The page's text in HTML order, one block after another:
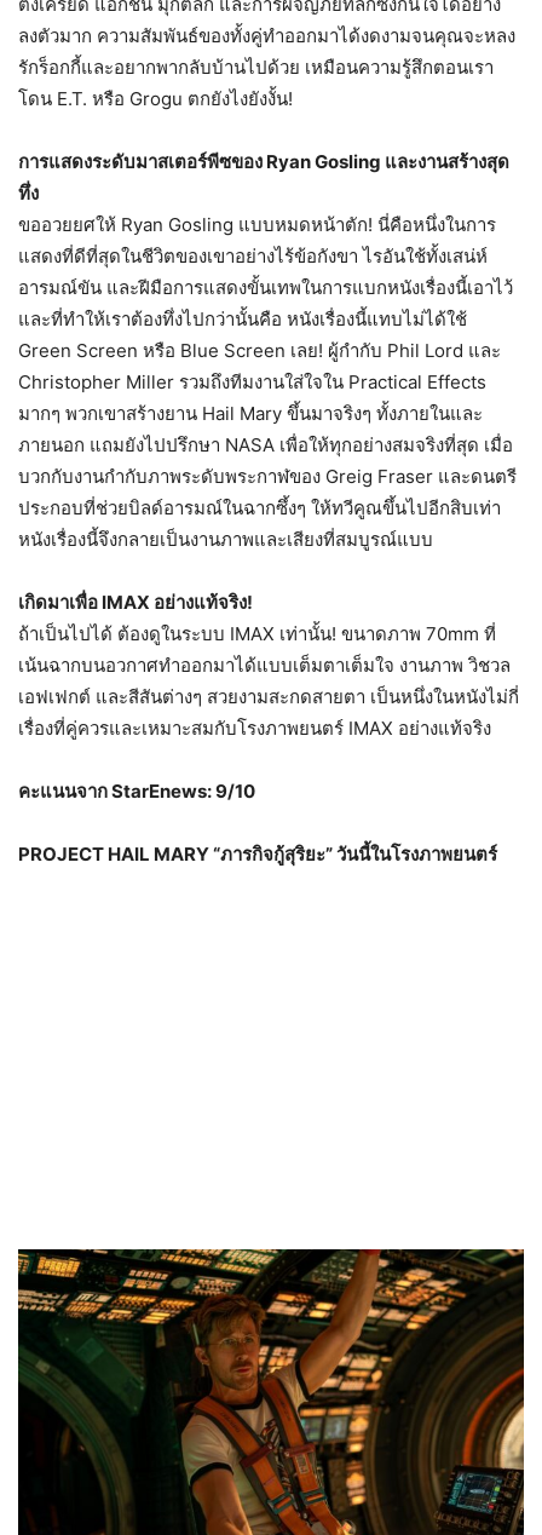
ลงตัวมาก ความสัมพันธ์ของทั้งคู่ทำออกมาได้งดงามจนคุณจะหลง
รักร็อกกี้และอยากพากลับบ้านไปด้วย เหมือนความรู้สึกตอนเรา
โดน E.T. หรือ Grogu ตกยังไงยังงั้น!
การแสดงระดับมาสเตอร์พีซของ Ryan Gosling และงานสร้างสุด
ทึ่ง
ขออวยยศให้ Ryan Gosling แบบหมดหน้าตัก! นี่คือหนึ่งในการ
แสดงที่ดีที่สุดในชีวิตของเขาอย่างไร้ข้อกังขา ไรอันใช้ทั้งเสน่ห์
อารมณ์ขัน และฝีมือการแสดงขั้นเทพในการแบกหนังเรื่องนี้เอาไว้
และที่ทำให้เราต้องทึ่งไปกว่านั้นคือ หนังเรื่องนี้แทบไม่ได้ใช้
Green Screen หรือ Blue Screen เลย! ผู้กำกับ Phil Lord และ
Christopher Miller รวมถึงทีมงานใส่ใจใน Practical Effects
มากๆ พวกเขาสร้างยาน Hail Mary ขึ้นมาจริงๆ ทั้งภายในและ
ภายนอก แถมยังไปปรึกษา NASA เพื่อให้ทุกอย่างสมจริงที่สุด เมื่อ
บวกกับงานกำกับภาพระดับพระกาฬของ Greig Fraser และดนตรี
ประกอบที่ช่วยบิลด์อารมณ์ในฉากซึ้งๆ ให้ทวีคูณขึ้นไปอีกสิบเท่า
หนังเรื่องนี้จึงกลายเป็นงานภาพและเสียงที่สมบูรณ์แบบ
เกิดมาเพื่อ IMAX อย่างแท้จริง!
ถ้าเป็นไปได้ ต้องดูในระบบ IMAX เท่านั้น! ขนาดภาพ 70mm ที่
เน้นฉากบนอวกาศทำออกมาได้แบบเต็มตาเต็มใจ งานภาพ วิชวล
เอฟเฟกต์ และสีสันต่างๆ สวยงามสะกดสายตา เป็นหนึ่งในหนังไม่กี่
เรื่องที่คู่ควรและเหมาะสมกับโรงภาพยนตร์ IMAX อย่างแท้จริง
คะแนนจาก StarEnews: 9/10
PROJECT HAIL MARY “ภารกิจกู้สุริยะ”วันนี้ในโรงภาพยนตร์